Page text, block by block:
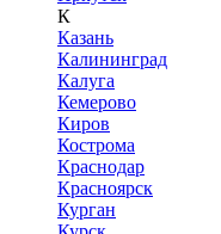
К
Казань
Калининград
Калуга
Кемерово
Киров
Кострома
Краснодар
Красноярск
Курган